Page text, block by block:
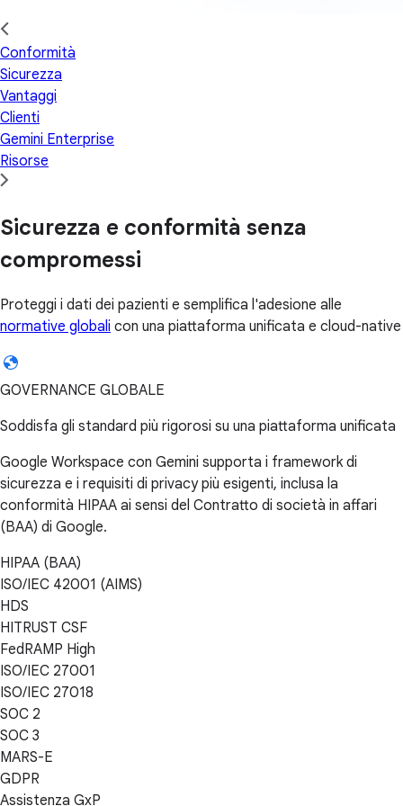
Conformità
Sicurezza
Vantaggi
Clienti
Gemini Enterprise
Risorse
Sicurezza e conformità senza
compromessi
Proteggi i dati dei pazienti e semplifica l'adesione alle
normative globali con una piattaforma unificata e cloud-native
GOVERNANCE GLOBALE
Soddisfa gli standard più rigorosi su una piattaforma unificata
Google Workspace con Gemini supporta i framework di
sicurezza e i requisiti di privacy più esigenti, inclusa la
conformità HIPAA ai sensi del Contratto di società in affari
(BAA) di Google.
HIPAA (BAA)
ISO/IEC 42001 (AIMS)
HDS
HITRUST CSF
FedRAMP High
ISO/IEC 27001
ISO/IEC 27018
SOC 2
SOC 3
MARS-E
GDPR
Assistenza GxP